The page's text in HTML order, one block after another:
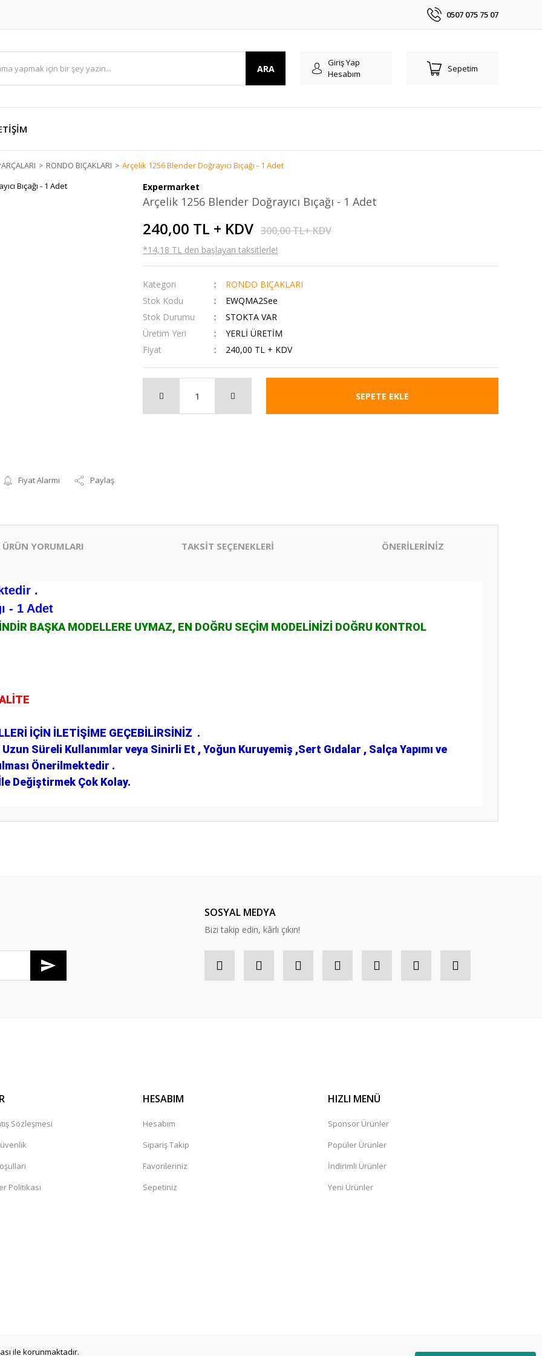
0507 075 75 07
ARA
Giriş Yap
Hesabım
Sepetim
RONDO BIÇAKLARI Arçelik 1256 Blender Doğrayıcı Bıçağı - 1 Adet
Fiyat Alarmı Paylaş
Expermarket
Arçelik 1256 Blender Doğrayıcı Bıçağı - 1 Adet
240,00 TL + KDV 300,00 TL+ KDV
*14,18 TL den başlayan taksitlerle!
Kategori
RONDO BIÇAKLARI
Stok Kodu
EWQMA2See
Stok Durumu
STOKTA VAR
Üretim Yeri
YERLİ ÜRETİM
Fiyat
240,00 TL + KDV
SEPETE EKLE
ÜRÜN YORUMLARI TAKSİT SEÇENEKLERİ ÖNERİLERİNİZ
.
- 1 Adet
BAŞKA MODELLERE UYMAZ, EN DOĞRU SEÇİM MODELİNİZİ DOĞRU KONTROL
İÇİN İLETİŞİME GEÇEBİLİRSİNİZ .
Süreli Kullanımlar veya Sinirli Et , Yoğun Kuruyemiş ,Sert Gıdalar , Salça Yapımı ve
Önerilmektedir .
Değiştirmek Çok Kolay.
SOSYAL MEDYA
Bizi takip edin, kârlı çıkın!
Sözleşmesi
Politikası
HESABIM
Hesabım
Sipariş Takip
Favorileriniz
Sepetiniz
HIZLI MENÜ
Sponsor Ürünler
Popüler Ürünler
İndirimli Ürünler
Yeni Ürünler
ile korunmaktadır.